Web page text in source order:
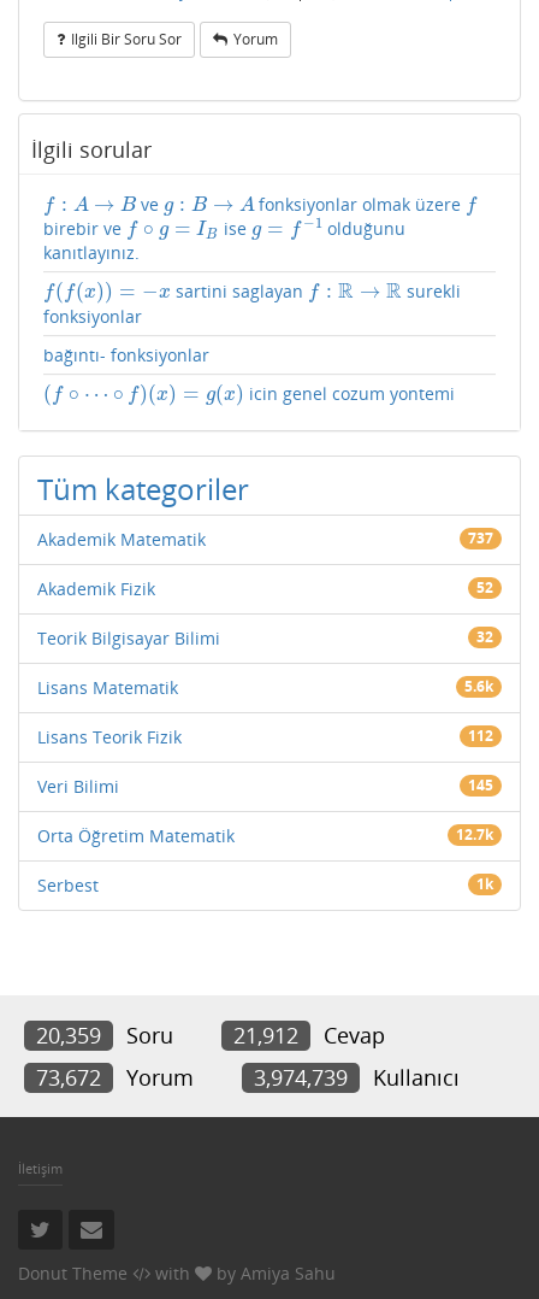
Ilgili Bir Soru Sor Yorum
İlgili sorular
f : A → B
f:A→B ve g : B → A
g: B →A fonksiyonlar olmak üzere f
f
birebir ve f ∘ g = IB
f∘ g =IB ise g = f −1
g=f− 1
olduğunu
kanıtlayınız.
f( f(x)) = −x
f(f( x))=− x sartini saglayan f : R → R
f:R→R
surekli
fonksiyonlar
bağıntı- fonksiyonlar
( f ∘ ⋯ ∘ f)(x) = g(x)
(f ∘ ⋯ ∘ f ( x)= g(x) icin genel cozum yontemi
Tüm kategoriler
Akademik Matematik 737
Akademik Fizik 52
Teorik Bilgisayar Bilimi 32
Lisans Matematik 5.6k
Lisans Teorik Fizik 112
Veri Bilimi 145
Orta Öğretim Matematik 12.7k
Serbest 1k
20,359 Soru 21,912
Cevap
73,672
Yorum 3,974,739 Kullanıcı
İletişim
Donut Theme with by Amiya Sahu